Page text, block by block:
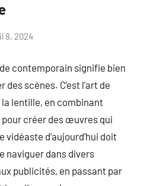
8, 2024
contemporain signifie bien
scènes. C’est l’art de
lentille, en combinant
créer des œuvres qui
d’aujourd’hui doit
naviguer dans divers
publicités, en passant par